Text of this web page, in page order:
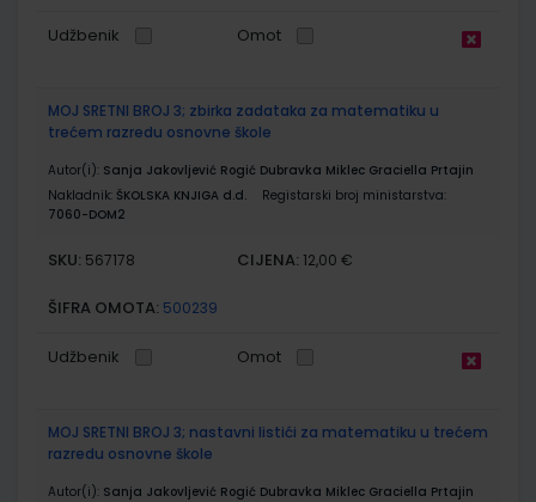
Udžbenik Omot
MOJ SRETNI BROJ 3; zbirka zadataka za matematiku u
trećem razredu osnovne škole
Autor(i): Sanja Jakovljević Rogić Dubravka Miklec Graciella Prtajin
Nakladnik: ŠKOLSKA KNJIGA d.d.
Registarski broj ministarstva:
7060-DOM2
SKU: 567178 CIJENA: 12,00 €
ŠIFRA OMOTA: 500239
Udžbenik Omot
MOJ SRETNI BROJ 3; nastavni listići za matematiku u trećem
razredu osnovne škole
Autor(i): Sanja Jakovljević Rogić Dubravka Miklec Graciella Prtajin